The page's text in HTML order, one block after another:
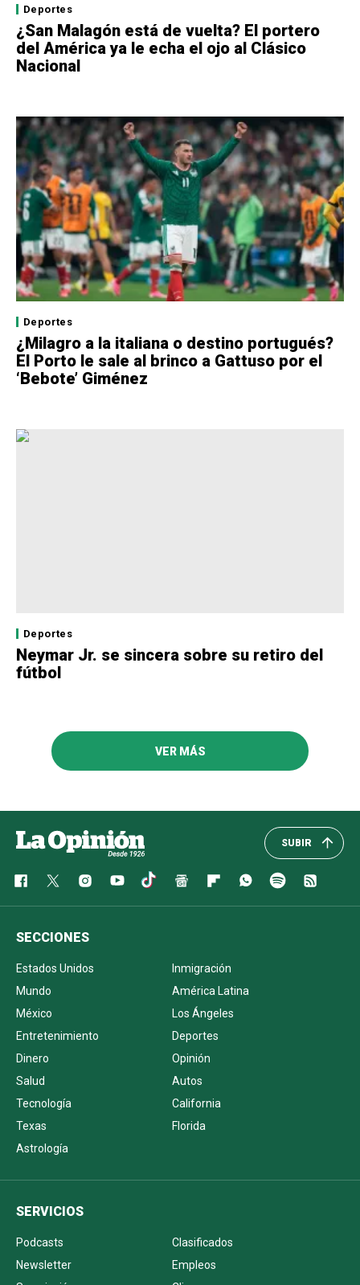
Deportes
¿San Malagón está de vuelta? El portero
del América ya le echa el ojo al Clásico
Nacional
Deportes
¿Milagro a la italiana o destino portugués?
El Porto le sale al brinco a Gattuso por el
‘Bebote’ Giménez
Deportes
Neymar Jr. se sincera sobre su retiro del
fútbol
VER MÁS
SUBIR
SECCIONES
Estados Unidos
Inmigración
Mundo
América Latina
México
Los Ángeles
Entretenimiento
Deportes
Dinero
Opinión
Salud
Autos
Tecnología
California
Texas
Florida
Astrología
SERVICIOS
Podcasts
Clasificados
Newsletter
Empleos